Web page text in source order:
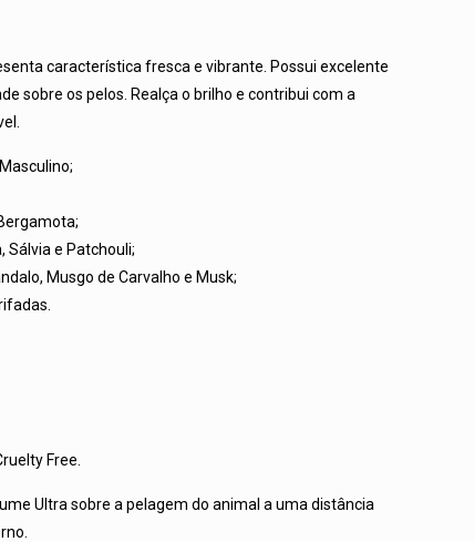
característica fresca e vibrante. Possui excelente
sobre os pelos. Realça o brilho e contribui com a
Sálvia e Patchouli;
Musgo de Carvalho e Musk;
Free.
Ultra sobre a pelagem do animal a uma distância